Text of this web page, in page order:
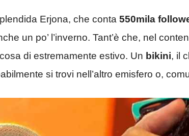
Erjona, che conta 550mila
un po’ l’inverno. Tant’è che, nel
di estremamente estivo. Un bikini, il
si trovi nell’altro emisfero o,